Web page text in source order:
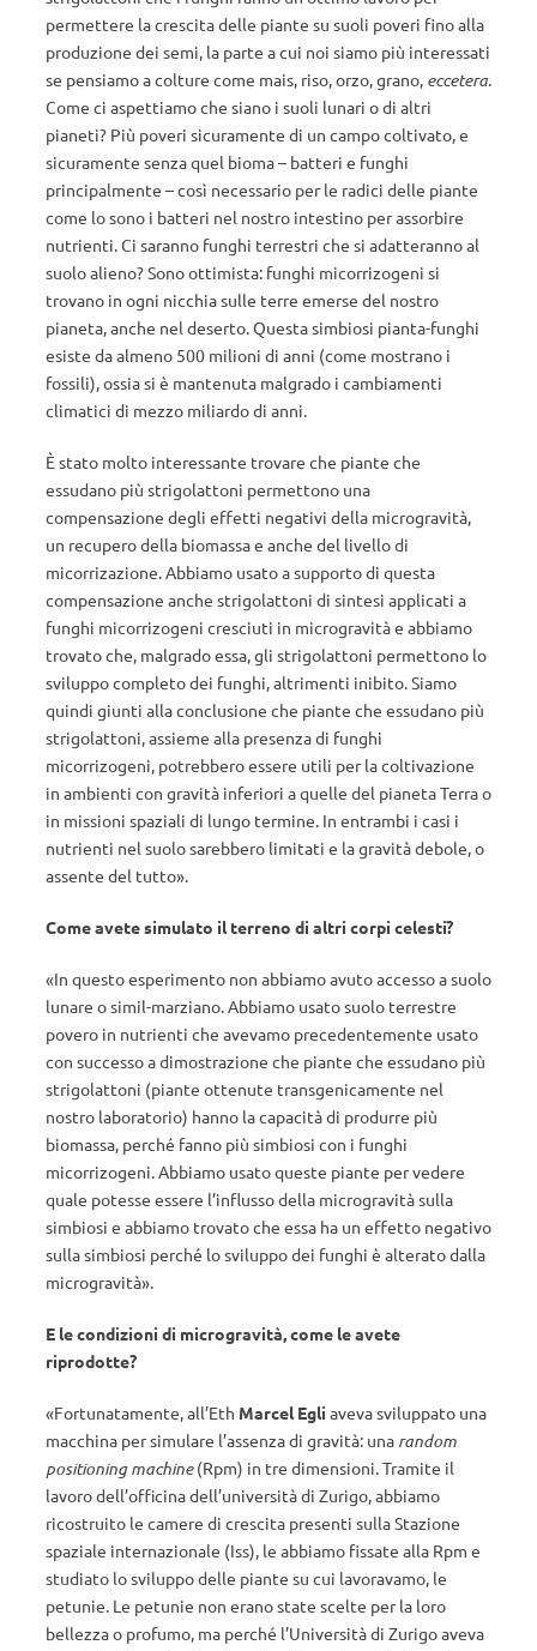
permettere la crescita delle piante su suoli poveri fino alla
produzione dei semi, la parte a cui noi siamo più interessati
se pensiamo a colture come mais, riso, orzo, grano, eccetera.
Come ci aspettiamo che siano i suoli lunari o di altri
pianeti? Più poveri sicuramente di un campo coltivato, e
sicuramente senza quel bioma – batteri e funghi
principalmente – così necessario per le radici delle piante
come lo sono i batteri nel nostro intestino per assorbire
nutrienti. Ci saranno funghi terrestri che si adatteranno al
suolo alieno? Sono ottimista: funghi micorrizogeni si
trovano in ogni nicchia sulle terre emerse del nostro
pianeta, anche nel deserto. Questa simbiosi pianta-funghi
esiste da almeno 500 milioni di anni (come mostrano i
fossili), ossia si è mantenuta malgrado i cambiamenti
climatici di mezzo miliardo di anni.
È stato molto interessante trovare che piante che
essudano più strigolattoni permettono una
compensazione degli effetti negativi della microgravità,
un recupero della biomassa e anche del livello di
micorrizazione. Abbiamo usato a supporto di questa
compensazione anche strigolattoni di sintesi applicati a
funghi micorrizogeni cresciuti in microgravità e abbiamo
trovato che, malgrado essa, gli strigolattoni permettono lo
sviluppo completo dei funghi, altrimenti inibito. Siamo
quindi giunti alla conclusione che piante che essudano più
strigolattoni, assieme alla presenza di funghi
micorrizogeni, potrebbero essere utili per la coltivazione
in ambienti con gravità inferiori a quelle del pianeta Terra o
in missioni spaziali di lungo termine. In entrambi i casi i
nutrienti nel suolo sarebbero limitati e la gravità debole, o
assente del tutto».
Come avete simulato il terreno di altri corpi celesti?
«In questo esperimento non abbiamo avuto accesso a suolo
lunare o simil-marziano. Abbiamo usato suolo terrestre
povero in nutrienti che avevamo precedentemente usato
con successo a dimostrazione che piante che essudano più
strigolattoni (piante ottenute transgenicamente nel
nostro laboratorio) hanno la capacità di produrre più
biomassa, perché fanno più simbiosi con i funghi
micorrizogeni. Abbiamo usato queste piante per vedere
quale potesse essere l’influsso della microgravità sulla
simbiosi e abbiamo trovato che essa ha un effetto negativo
sulla simbiosi perché lo sviluppo dei funghi è alterato dalla
microgravità».
E le condizioni di microgravità, come le avete
riprodotte?
«Fortunatamente, all’Eth Marcel Egli aveva sviluppato una
macchina per simulare l’assenza di gravità: una random
positioning machine(Rpm) in tre dimensioni. Tramite il
lavoro dell’officina dell’università di Zurigo, abbiamo
ricostruito le camere di crescita presenti sulla Stazione
spaziale internazionale (Iss), le abbiamo fissate alla Rpm e
studiato lo sviluppo delle piante su cui lavoravamo, le
petunie. Le petunie non erano state scelte per la loro
bellezza o profumo, ma perché l’Università di Zurigo aveva